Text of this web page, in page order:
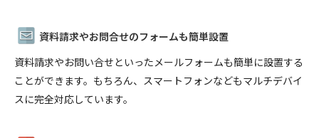
資料請求やお問合せのフォームも簡単設置
資料請求やお問い合せといったメールフォームも簡単に設置する
ことができます。もちろん、スマートフォンなどもマルチデバイ
スに完全対応しています。